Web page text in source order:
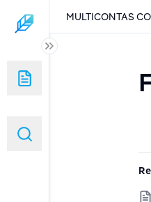
MULTICONTAS